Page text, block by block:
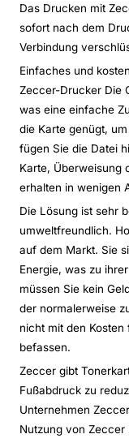
Das Drucken mit
sofort nach dem
Verbindung
Einfaches und
Zeccer-Drucker Die
was eine einfache
die Karte genügt,
fügen Sie die Datei
Karte, Überweisung
erhalten in wenigen
Die Lösung ist sehr
umweltfreundlich.
auf dem Markt. Sie
Energie, was zu
müssen Sie kein
der normalerweise
nicht mit den
befassen.
Zeccer gibt
Fußabdruck zu
Unternehmen
Nutzung von